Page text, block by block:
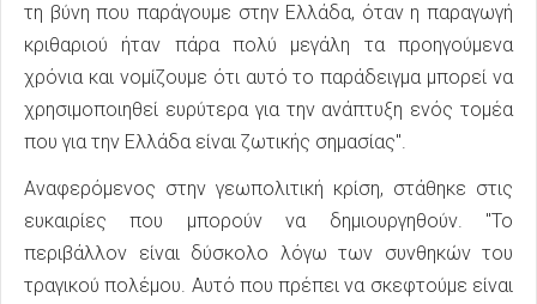
τη βύνη που παράγουμε στην Ελλάδα, όταν η παραγωγή
κριθαριού ήταν πάρα πολύ μεγάλη τα προηγούμενα
χρόνια και νομίζουμε ότι αυτό το παράδειγμα μπορεί να
χρησιμοποιηθεί ευρύτερα για την ανάπτυξη ενός τομέα
που για την Ελλάδα είναι ζωτικής σημασίας".
Αναφερόμενος στην γεωπολιτική κρίση, στάθηκε στις
ευκαιρίες που μπορούν να δημιουργηθούν. "Το
περιβάλλον είναι δύσκολο λόγω των συνθηκών του
τραγικού πολέμου. Αυτό που πρέπει να σκεφτούμε είναι